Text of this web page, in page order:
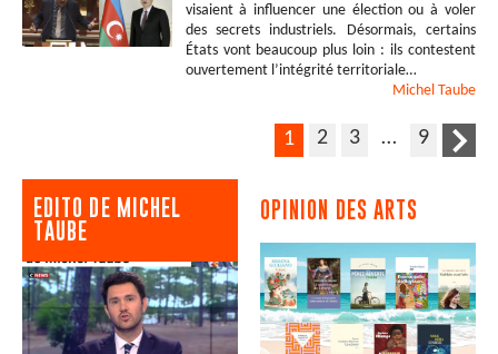
visaient à influencer une élection ou à voler
des secrets industriels. Désormais, certains
États vont beaucoup plus loin : ils contestent
ouvertement l’intégrité territoriale…
Michel Taube
1 2 3 … 9
EDITO DE MICHEL
TAUBE
OPINION DES ARTS